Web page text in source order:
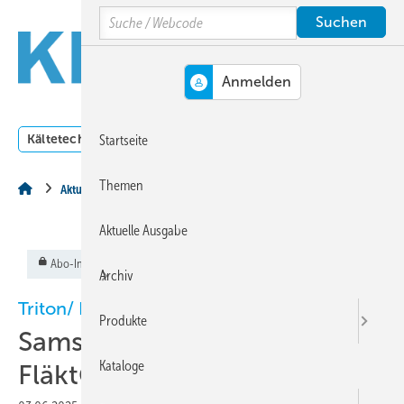
Hauptinhalt
Hauptmenü
SiteSearch
Kältetechnik Klimatechnik
Aktuelles aus der Branche
Abo-Inhalt
Triton/ Fläkt
Samsung übernimmt
FläktGroup
Search
Startseite
Themen
Aktuelle Ausgabe
Archiv
Produkte
Kataloge